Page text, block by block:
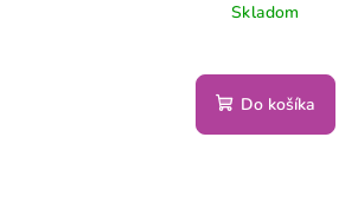
Skladom
Do košíka